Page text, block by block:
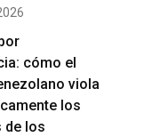
cómo el
viola
los
de los